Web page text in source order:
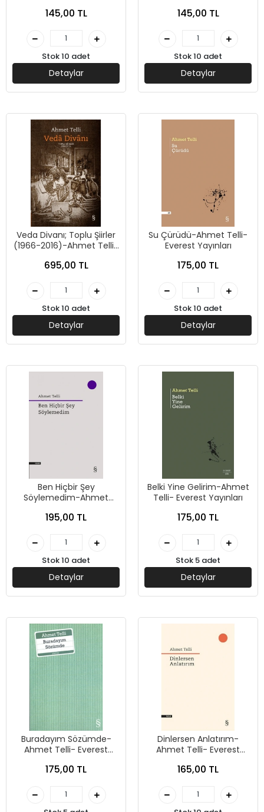
145,00 TL
Stok 10 adet
Detaylar
145,00 TL
Stok 10 adet
Detaylar
Veda Divanı; Toplu Şiirler
(1966-2016)-Ahmet Telli-
695,00 TL
Stok 10 adet
Detaylar
Su Çürüdü-Ahmet Telli-
Everest Yayınları
175,00 TL
Stok 10 adet
Detaylar
Ben Hiçbir Şey
Söylemedim-Ahmet
195,00 TL
Stok 10 adet
Detaylar
Belki Yine Gelirim-Ahmet
Telli- Everest Yayınları
175,00 TL
Stok 5 adet
Detaylar
Buradayım Sözümde-
Ahmet Telli- Everest
175,00 TL
Dinlersen Anlatırım-
Ahmet Telli- Everest
165,00 TL